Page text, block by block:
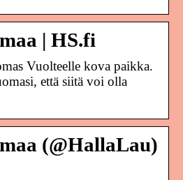
| HS.fi
Vuolteelle kova paikka.
että siitä voi olla
(@HallaLau)